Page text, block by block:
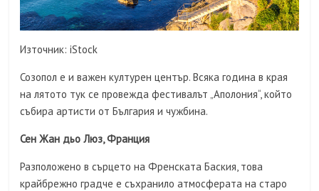
Източник: iStock
Созопол е и важен културен център. Всяка година в края
на лятото тук се провежда фестивалът „Аполония“, който
събира артисти от България и чужбина.
Сен Жан дьо Люз, Франция
Разположено в сърцето на Френската Баския, това
крайбрежно градче е съхранило атмосферата на старо